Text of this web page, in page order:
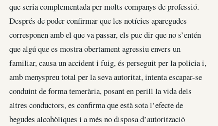
que seria complementada per molts companys de professió.
Després de poder confirmar que les notícies aparegudes
corresponen amb el que va passar, els puc dir que no s’entén
que algú que es mostra obertament agressiu envers un
familiar, causa un accident i fuig, és perseguit per la policia i,
amb menyspreu total per la seva autoritat, intenta escapar-se
conduint de forma temerària, posant en perill la vida dels
altres conductors, es confirma que està sota l’efecte de
begudes alcohòliques i a més no disposa d’autorització